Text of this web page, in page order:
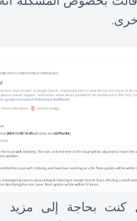
بحاجة إلى مزيد